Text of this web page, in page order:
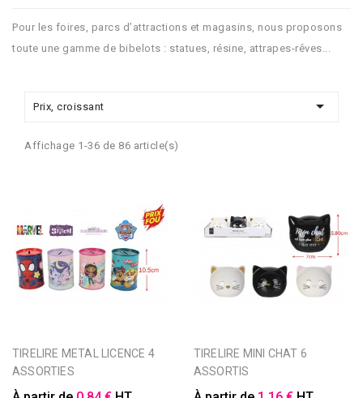
Pour les foires, parcs d’attractions et magasins, nous proposons
toute une gamme de bibelots : statues, résine, attrapes-rêves...
Prix, croissant 
Affichage 1-36 de 86 article(s)
TIRELIRE METAL LICENCE 4
ASSORTIES
TIRELIRE MINI CHAT 6
ASSORTIS